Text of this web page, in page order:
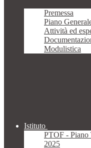
Premessa
Piano
Attività ed
Modulistica
Istituto
PTOF - Piano
2025